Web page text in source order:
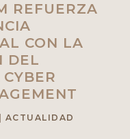
REFUERZA
CON LA
DEL
ACTUALIDAD